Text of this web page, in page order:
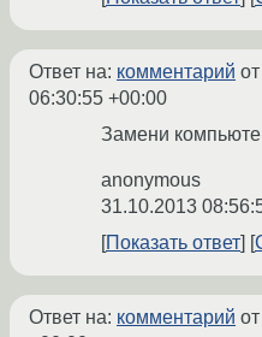
Ответ на: комментарий
06:30:55 +00:00
Замени
anonymous
31.10.2013
Показать ответ
Ответ на: комментарий